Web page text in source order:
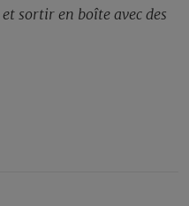
sortir en boîte avec des